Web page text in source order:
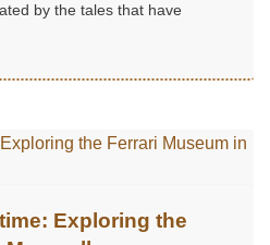
by the tales that have
Exploring the